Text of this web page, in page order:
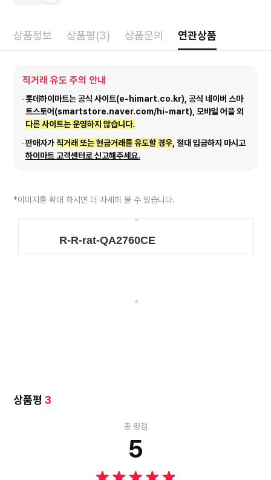
상품정보 상품평(3) 상품문의 연관상품
직거래 유도 주의 안내
롯데하이마트는 공식 사이트(e-himart.co.kr), 공식 네이버 스마
트스토어(smartstore.naver.com/hi-mart), 모바일 어플 외
다른 사이트는 운영하지 않습니다.
판매자가직거래 또는 현금거래를 유도할 경우, 절대 입금하지 마시고
하이마트 고객센터로 신고해주세요.
*이미지를 확대 하시면 더 자세히 볼 수 있습니다.
상품평 3
총 평점
5